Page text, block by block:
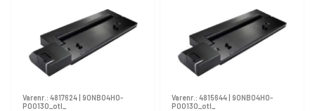
Varenr.: 4817624| 90NB04H0-
P00130_otl_
Varenr.: 4815644| 90NB04H0-
P00130_otl_